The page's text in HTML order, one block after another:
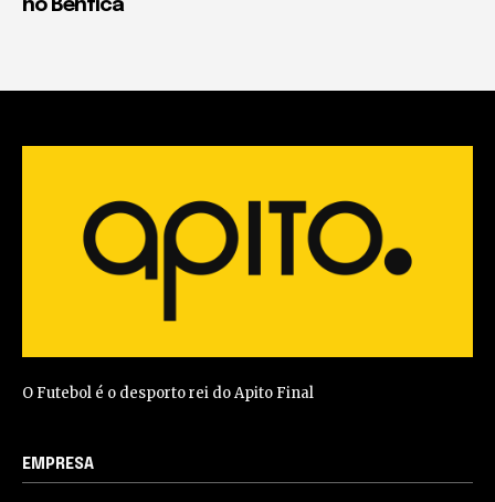
no Benfica
O Futebol é o desporto rei do Apito Final
EMPRESA